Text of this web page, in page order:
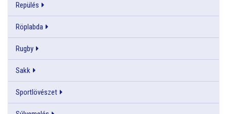
Repülés
Röplabda
Rugby
Sakk
Sportlövészet